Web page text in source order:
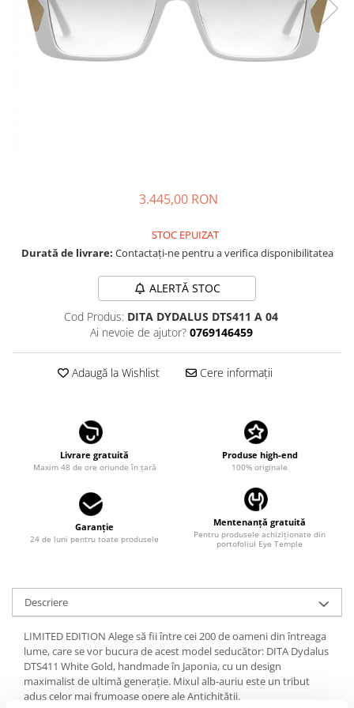
Materiale prețioase
Last Chance %
Materiale prețioase
Last chance %
DILEM
DIOR
LINDA FARROW
MAYBACH
MONT BLANC
MYKITA
OLIVER PEOPLES
ORGREEN
OXIBIS
PERSOL
PETER AND MAY
3.445,00 RON
STOC EPUIZAT
Durată de livrare: Contactați-ne pentru a verifica disponibilitatea
ALERTĂ STOC
Cod Produs: DITA DYDALUS DTS411 A 04
Ai nevoie de ajutor? 0769146459
Adaugă la Wishlist Cere informații
Livrare gratuită
Maxim 48 de ore oriunde în țară
Produse high-end
100% originale
Garanție
24 de luni pentru toate produsele
Mentenanță gratuită
Pentru produsele achiziționate din
portofoliul Eye Temple
Descriere
LIMITED EDITION Alege să fii între cei 200 de oameni din întreaga
lume, care se vor bucura de acest model seducător: DITA Dydalus
DTS411 White Gold, handmade în Japonia, cu un design
maximalist de ultimă generație. Mixul alb-auriu este un tribut
adus celor mai frumoase opere ale Antichității.